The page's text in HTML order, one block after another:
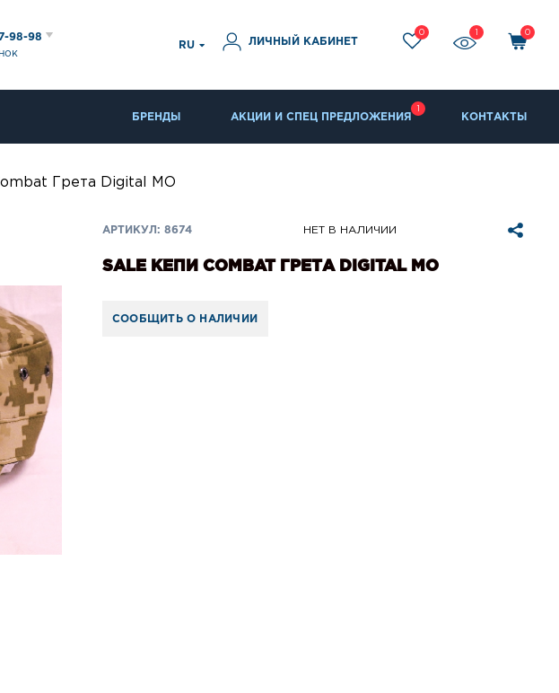
98-98
RU ЛИЧНЫЙ КАБИНЕТ
0 0
БРЕНДЫ АКЦИИ И СПЕЦ ПРЕДЛОЖЕНИЯ КОНТАКТЫ
Грета Digital МО
АРТИКУЛ: 8674 НЕТ В НАЛИЧИИ
SALE КЕПИ COMBAT ГРЕТА DIGITAL МО
СООБЩИТЬ О НАЛИЧИИ